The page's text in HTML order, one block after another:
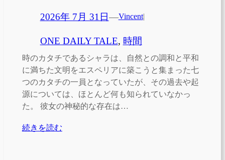
2026年 7月 31日—Vincent|
ONE DAILY TALE, 時間
時のカタチであるシャラは、自然との調和と平和
に満ちた文明をエスペリアに築こうと集まった七
つのカタチの一員となっていたが、その過去や起
源については、ほとんど何も知られていなかっ
た。 彼女の神秘的な存在は…
続きを読む